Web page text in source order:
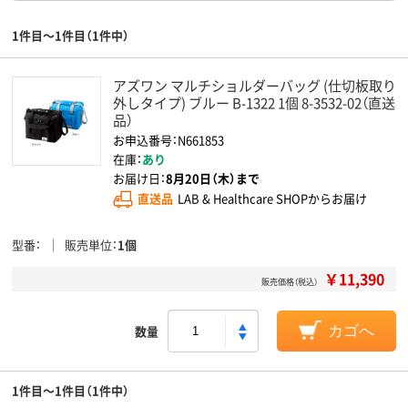
1件目～1件目（1件中）
アズワン マルチショルダーバッグ (仕切板取り
外しタイプ) ブルー B-1322 1個 8-3532-02（直送
品）
お申込番号：N661853
在庫：あり
お届け日：8月20日（木）まで
直送品 LAB & Healthcare SHOPからお届け
型番 販売単位 1個
販売価格（税込） ￥11,390
数量 カゴへ
1件目～1件目（1件中）